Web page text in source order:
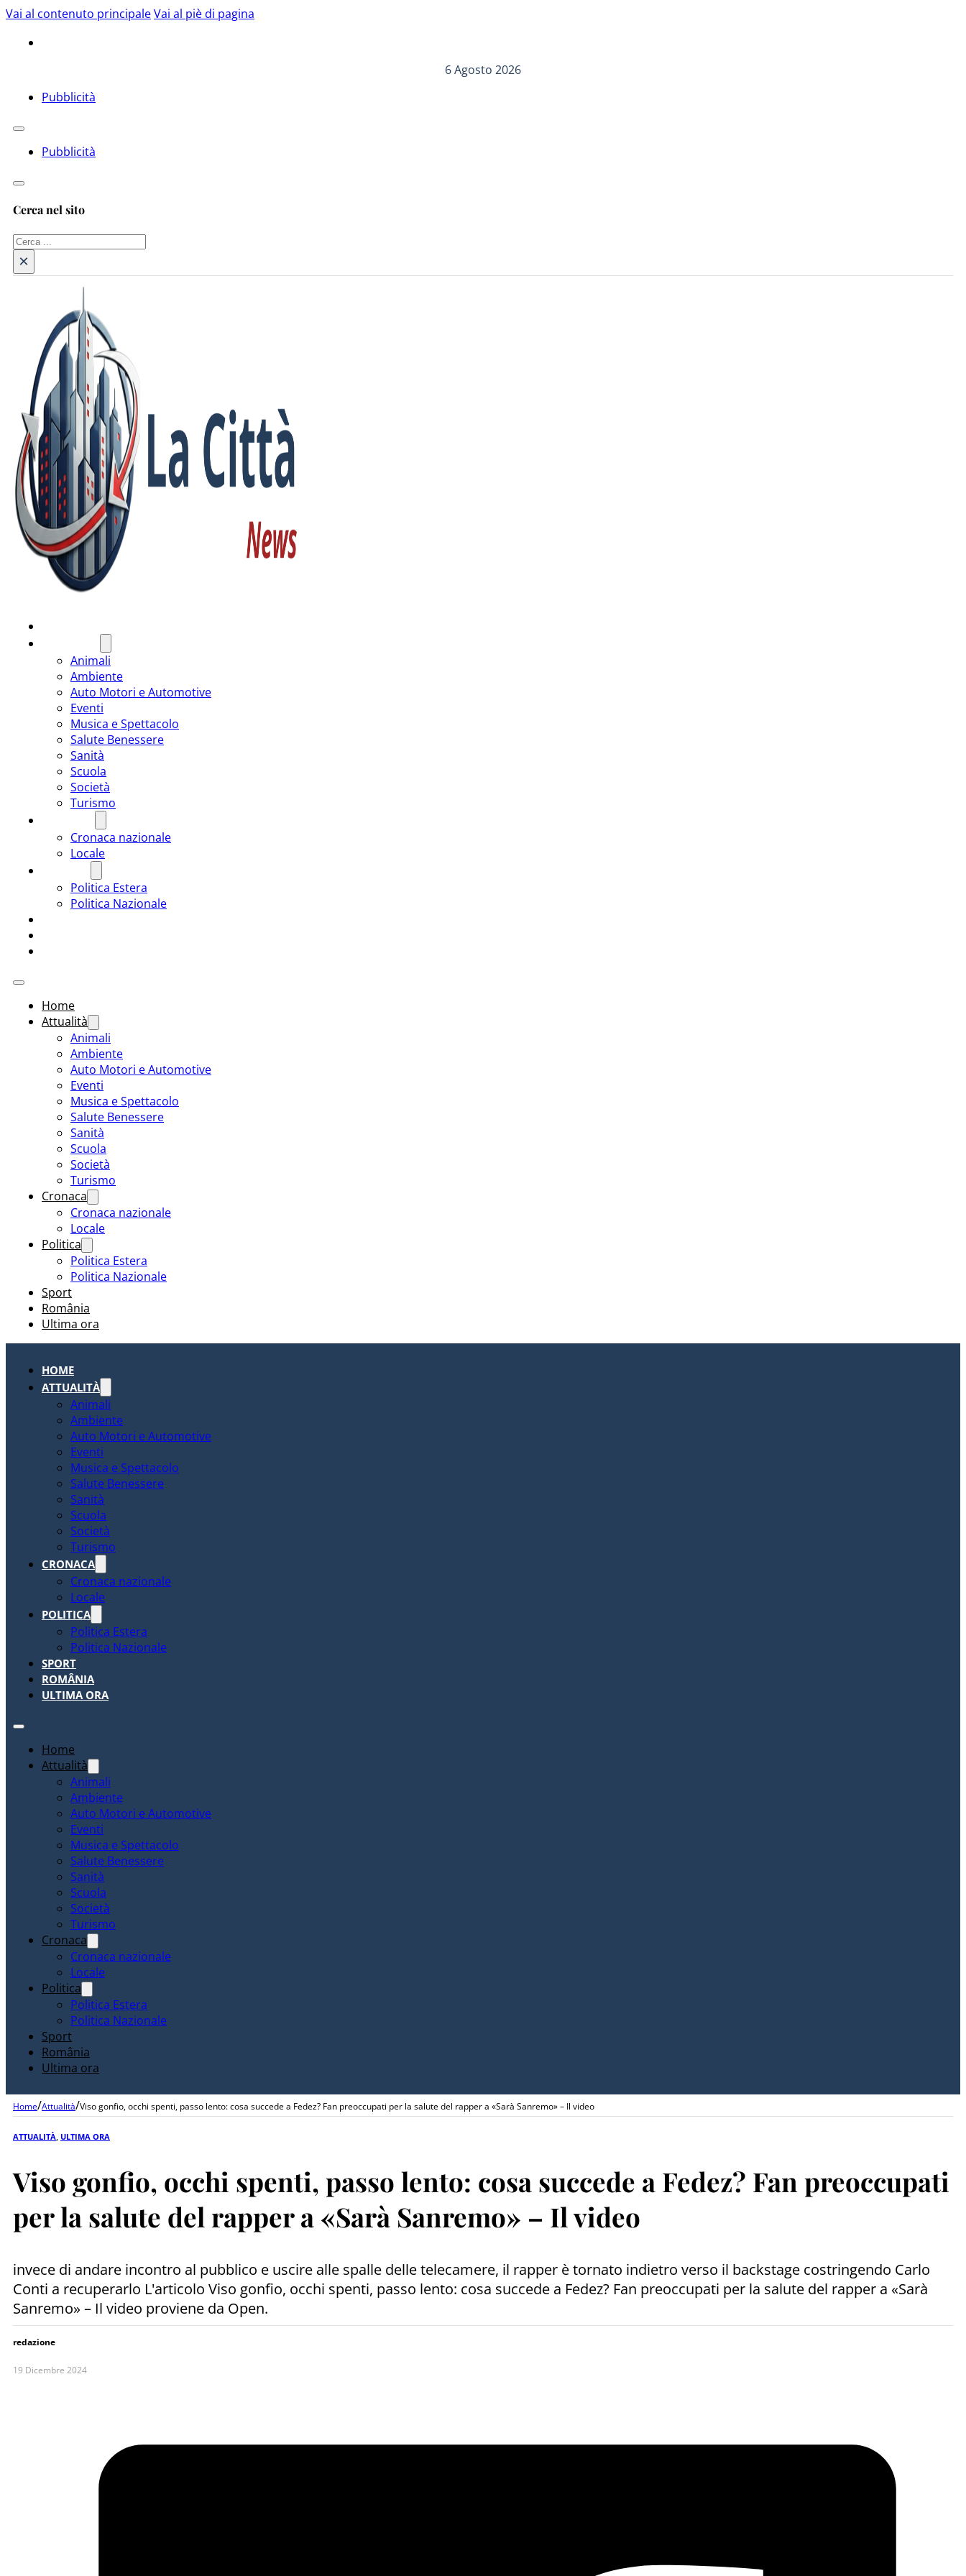
Vai al contenuto principaleVai al piè di pagina
6 Agosto 2026
Pubblicità
Pubblicità
Cerca nel sito
Cerca
×
Animali
Ambiente
Auto Motori e Automotive
Eventi
Musica e Spettacolo
Salute Benessere
Sanità
Scuola
Società
Turismo
Cronaca nazionale
Locale
Politica Estera
Politica Nazionale
Home
Attualità
Animali
Ambiente
Auto Motori e Automotive
Eventi
Musica e Spettacolo
Salute Benessere
Sanità
Scuola
Società
Turismo
Cronaca
Cronaca nazionale
Locale
Politica
Politica Estera
Politica Nazionale
Sport
România
Ultima ora
HOME
ATTUALITÀ
Animali
Ambiente
Auto Motori e Automotive
Eventi
Musica e Spettacolo
Salute Benessere
Sanità
Scuola
Società
Turismo
CRONACA
Cronaca nazionale
Locale
POLITICA
Politica Estera
Politica Nazionale
SPORT
ROMÂNIA
ULTIMA ORA
Home
Attualità
Animali
Ambiente
Auto Motori e Automotive
Eventi
Musica e Spettacolo
Salute Benessere
Sanità
Scuola
Società
Turismo
Cronaca
Cronaca nazionale
Locale
Politica
Politica Estera
Politica Nazionale
Sport
România
Ultima ora
Home/Attualità/Viso gonfio, occhi spenti, passo lento: cosa succede a Fedez? Fan preoccupati per la salute del rapper a «Sarà Sanremo» – Il video
ATTUALITÀ ULTIMA ORA
Viso gonfio, occhi spenti, passo lento: cosa succede a Fedez? Fan preoccupati
per la salute del rapper a «Sarà Sanremo» – Il video
invece di andare incontro al pubblico e uscire alle spalle delle telecamere, il rapper è tornato indietro verso il backstage costringendo Carlo
Conti a recuperarlo L'articolo Viso gonfio, occhi spenti, passo lento: cosa succede a Fedez? Fan preoccupati per la salute del rapper a «Sarà
Sanremo» – Il video proviene da Open.
redazione
19 Dicembre 2024